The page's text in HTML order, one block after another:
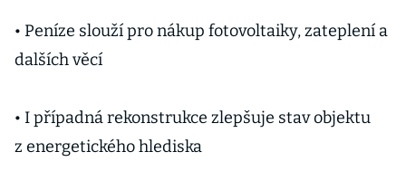
• Peníze slouží pro nákup fotovoltaiky, zateplení a
dalších věcí
• I případná rekonstrukce zlepšuje stav objektu
z energetického hlediska